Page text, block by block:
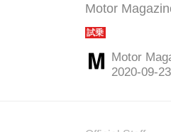
Motor
特集「パワー
中で、当時の
に注目。同じ
Motor